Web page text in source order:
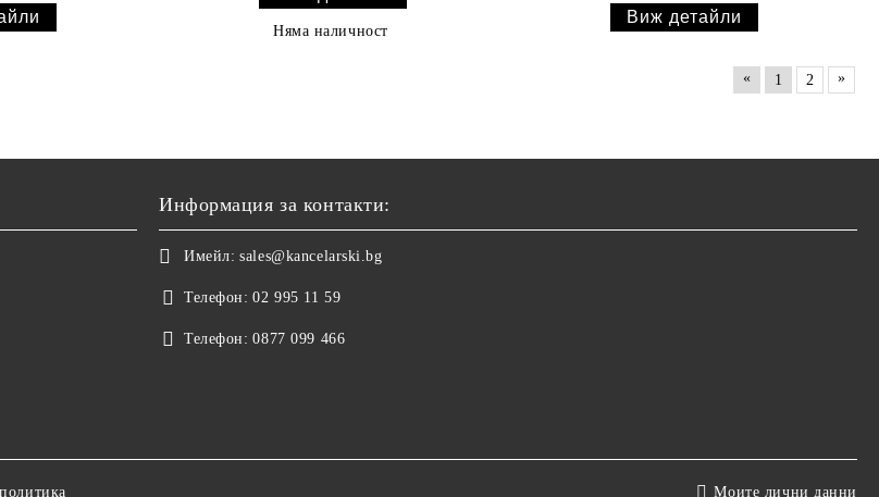
Няма наличност
Виж детайли
« 1 2 »
Информация за контакти:
Имейл: sales@kancelarski.bg
Телефон: 02 995 11 59
Телефон: 0877 099 466
Моите лични данни